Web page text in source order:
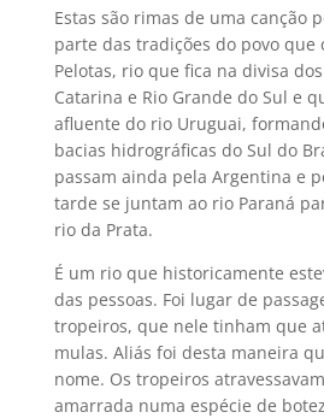
Estas são rimas de uma canção
parte das tradições do povo que
Pelotas, rio que fica na divisa
Catarina e Rio Grande do Sul e
afluente do rio Uruguai,
bacias hidrográficas do Sul do
passam ainda pela Argentina e
tarde se juntam ao rio Paraná
rio da Prata.
É um rio que historicamente
das pessoas. Foi lugar de
tropeiros, que nele tinham que
mulas. Aliás foi desta maneira
nome. Os tropeiros
amarrada numa espécie de